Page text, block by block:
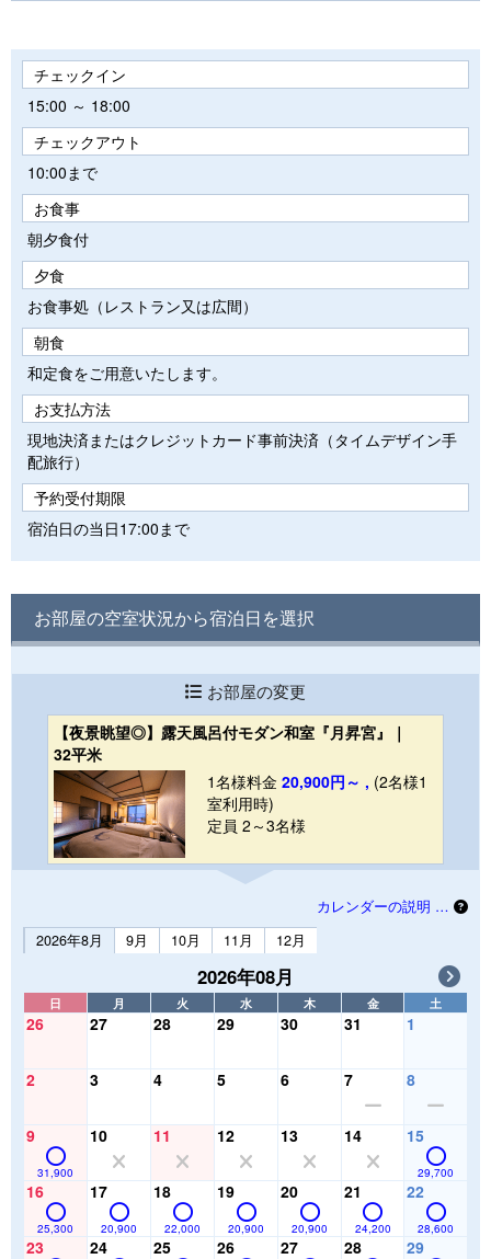
チェックイン
15:00 ～ 18:00
チェックアウト
10:00まで
お食事
朝夕食付
夕食
お食事処（レストラン又は広間）
朝食
和定食をご用意いたします。
お支払方法
現地決済またはクレジットカード事前決済（タイムデザイン手
配旅行）
予約受付期限
宿泊日の当日17:00まで
お部屋の空室状況から宿泊日を選択
お部屋の変更
【夜景眺望◎】露天風呂付モダン和室『月昇宮』｜
32平米
1名様料金 20,900円～ , (2名様1
室利用時)
定員 2～3名様
カレンダーの説明 …
2026年8月
9月 10月 11月 12月
2026年08月
日 月 火 水 木 金 土
26 27 28 29 30 31 1
2 3 4 5 6 7 8
9
31,900
10 11 12 13 14 15
29,700
16
25,300
17
20,900
18
22,000
19
20,900
20
20,900
21
24,200
22
28,600
23 24 25 26 27 28 29